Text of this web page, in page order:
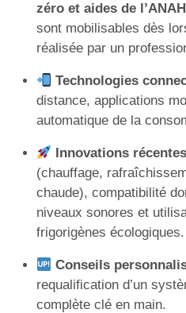
zéro et aides de l’ANAH
sont mobilisables dès
réalisée par un
Technologies
distance, applications
automatique de la
Innovations
(chauffage,
chaude), compatibilité
niveaux sonores et
frigorigènes écologiques.
Conseils
requalification d’un
complète clé en main.